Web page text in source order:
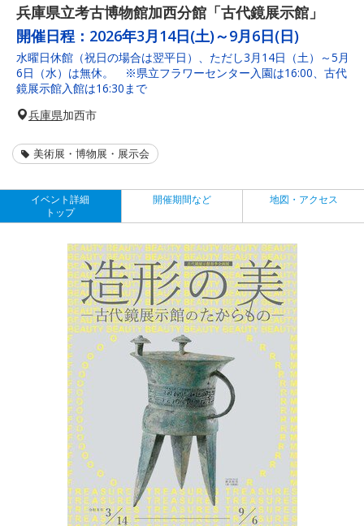
兵庫県立考古博物館加西分館「古代鏡展示館」
開催日程： 2026年3月14日(土)～9月6日(日)
水曜日休館（祝日の場合は翌平日）、ただし3月14日（土）～5月
6日（水）は無休。 ※県立フラワーセンター入園は16:00、古代
鏡展示館入館は16:30まで
兵庫県加西市
美術展・博物展・展示会
イベント詳細
トップ
開催期間など 地図・アクセス